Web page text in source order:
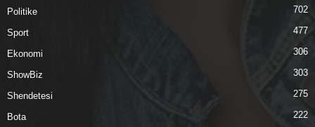
Politike 702
Sport 477
Ekonomi 306
ShowBiz 303
Shendetesi 275
Bota 222